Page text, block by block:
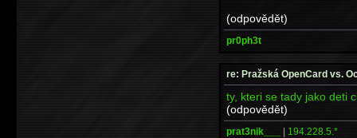
(odpovědět)
pr0ph3t
re: Pražská OpenCard vs.
ty, kteri se tady jako deti
(odpovědět)
prat3nik___ | 194.228.5.*